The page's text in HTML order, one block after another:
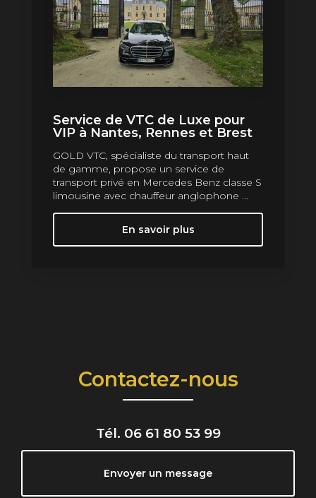
Service de VTC de Luxe pour
VIP à Nantes, Rennes et Brest
GOLD VTC, spécialiste du transport haut
de gamme, propose un service de
transport privé en Mercedes Benz classe S
limousine avec chauffeur anglophone ...
En savoir plus
Contactez-nous
Tél. 06 61 80 53 99
Envoyer un message